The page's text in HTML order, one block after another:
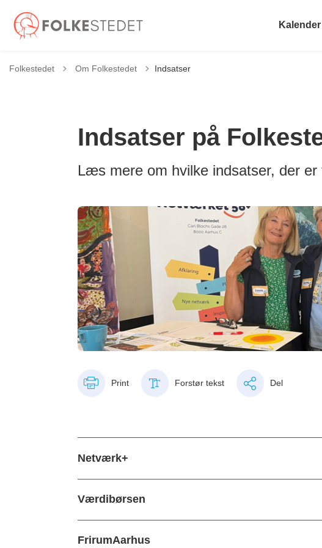
Kalender
Folkestedet Tilbage til
Om Folkestedet Indsatser
Indsatser på
Læs mere om hvilke indsatser, der
Print Forstør tekst Del
Netværk+
Værdibørsen
FrirumAarhus